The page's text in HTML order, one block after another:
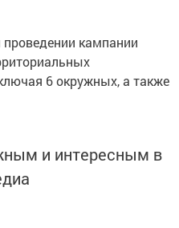
проведении кампании
6 окружных, а также
и интересным в